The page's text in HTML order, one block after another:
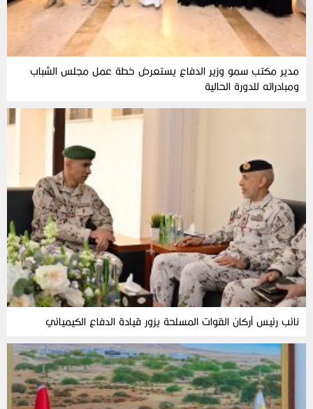
مدير مكتب سمو وزير الدفاع يستعرض خطة عمل مجلس الشباب
ومبادراته للدورة الحالية
نائب رئيس أركان القوات المسلحة يزور قيادة الدفاع الكيميائي